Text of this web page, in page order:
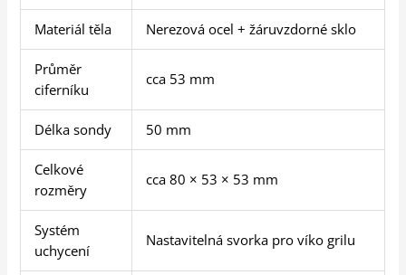
Materiál těla Nerezová ocel + žáruvzdorné sklo
Průměr
ciferníku
cca 53 mm
Délka sondy 50 mm
Celkové
rozměry
cca 80 × 53 × 53 mm
Systém
uchycení
Nastavitelná svorka pro víko grilu